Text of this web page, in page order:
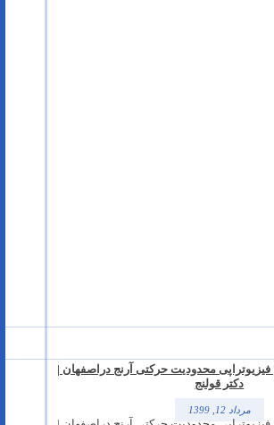
فیزیوتراپی محدودیت حرکتی آرنج دراصفهان |
دکتر قولنج
مرداد 12, 1399